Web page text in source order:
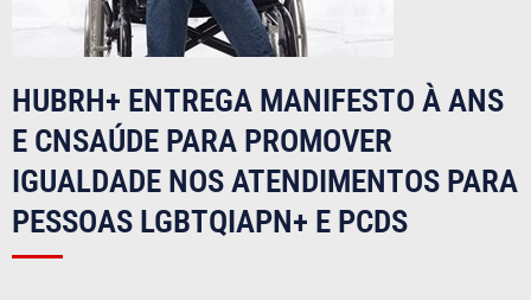
HUBRH+ ENTREGA MANIFESTO À ANS
E CNSAÚDE PARA PROMOVER
IGUALDADE NOS ATENDIMENTOS PARA
PESSOAS LGBTQIAPN+ E PCDS